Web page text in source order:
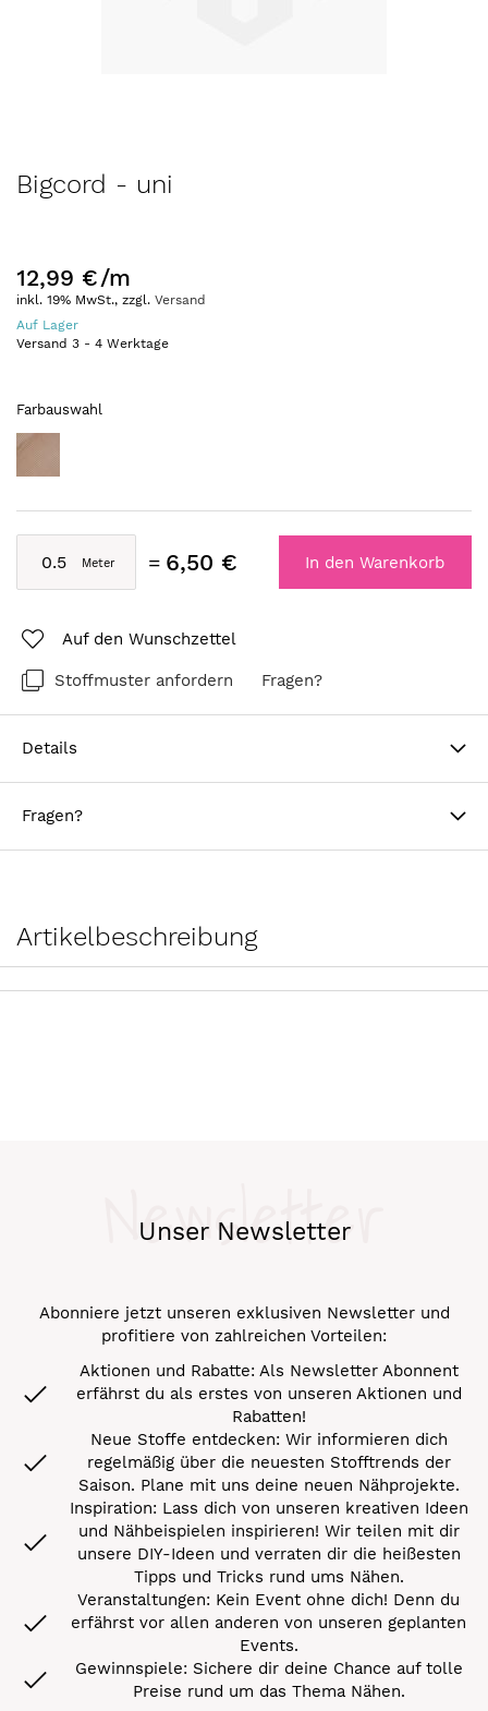
Anfang
Bigcord - uni
12,99 €/m
inkl. 19% MwSt., zzgl. Versand
Auf Lager
Versand 3 - 4 Werktage
Farbauswahl
6,50 € In den Warenkorb
Auf den Wunschzettel
Stoffmuster anfordern Fragen?
Details
Fragen?
Artikelbeschreibung
Unser Newsletter
Newsletter
Abonniere jetzt unseren exklusiven Newsletter und
profitiere von zahlreichen Vorteilen:
Aktionen und Rabatte: Als Newsletter Abonnent
erfährst du als erstes von unseren Aktionen und
Rabatten!
Neue Stoffe entdecken: Wir informieren dich
regelmäßig über die neuesten Stofftrends der
Saison. Plane mit uns deine neuen Nähprojekte.
Inspiration: Lass dich von unseren kreativen Ideen
und Nähbeispielen inspirieren! Wir teilen mit dir
unsere DIY-Ideen und verraten dir die heißesten
Tipps und Tricks rund ums Nähen.
Veranstaltungen: Kein Event ohne dich! Denn du
erfährst vor allen anderen von unseren geplanten
Events.
Gewinnspiele: Sichere dir deine Chance auf tolle
Preise rund um das Thema Nähen.